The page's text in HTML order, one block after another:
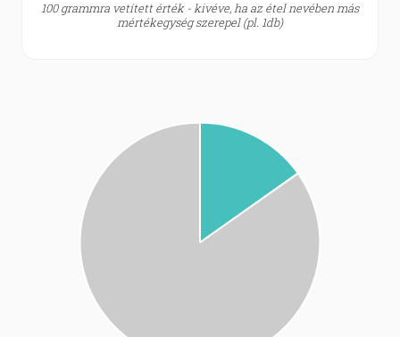
100 grammra vetített érték - kivéve, ha az étel nevében más
mértékegység szerepel (pl. 1db)